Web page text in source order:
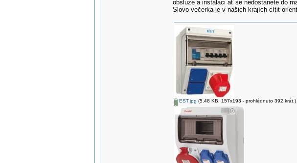
obsluze a instalaci ať se nedostanete do
Slovo večerka je v našich krajích cítit
EST.jpg (5.48 KB, 157x193 - prohlédnuto 392 krát.)